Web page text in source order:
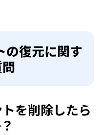
の復元に関す
を削除したら